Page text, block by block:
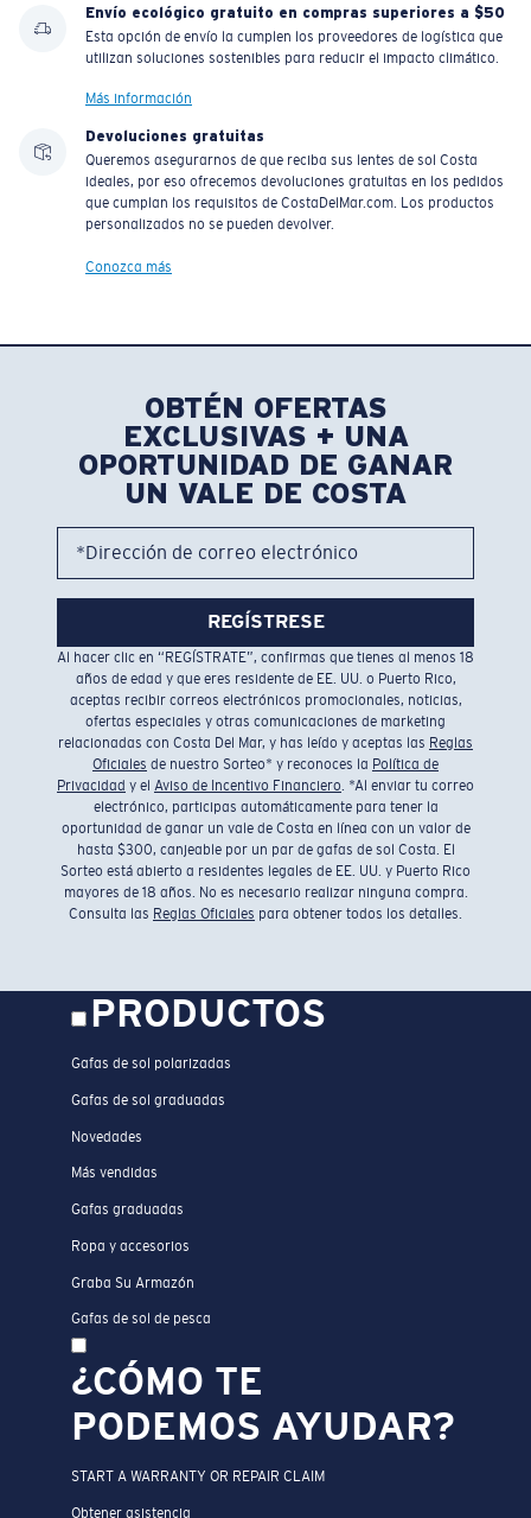
Envío ecológico gratuito en compras superiores a $50
Esta opción de envío la cumplen los proveedores de logística que
utilizan soluciones sostenibles para reducir el impacto climático.
Más información
Devoluciones gratuitas
Queremos asegurarnos de que reciba sus lentes de sol Costa
ideales, por eso ofrecemos devoluciones gratuitas en los pedidos
que cumplan los requisitos de CostaDelMar.com. Los productos
personalizados no se pueden devolver.
Conozca más
OBTÉN OFERTAS
EXCLUSIVAS + UNA
OPORTUNIDAD DE GANAR
UN VALE DE COSTA
*Dirección de correo electrónico
REGÍSTRESE
Al hacer clic en “REGÍSTRATE”, confirmas que tienes al menos 18
años de edad y que eres residente de EE. UU. o Puerto Rico,
aceptas recibir correos electrónicos promocionales, noticias,
ofertas especiales y otras comunicaciones de marketing
relacionadas con Costa Del Mar, y has leído y aceptas las Reglas
Oficiales de nuestro Sorteo* y reconoces la Política de
Privacidad y el Aviso de Incentivo Financiero . *Al enviar tu correo
electrónico, participas automáticamente para tener la
oportunidad de ganar un vale de Costa en línea con un valor de
hasta $300, canjeable por un par de gafas de sol Costa. El
Sorteo está abierto a residentes legales de EE. UU. y Puerto Rico
mayores de 18 años. No es necesario realizar ninguna compra.
Consulta las Reglas Oficiales para obtener todos los detalles.
PRODUCTOS
Gafas de sol polarizadas
Gafas de sol graduadas
Novedades
Más vendidas
Gafas graduadas
Ropa y accesorios
Graba Su Armazón
Gafas de sol de pesca
¿CÓMO TE
PODEMOS AYUDAR?
START A WARRANTY OR REPAIR CLAIM
Obtener asistencia